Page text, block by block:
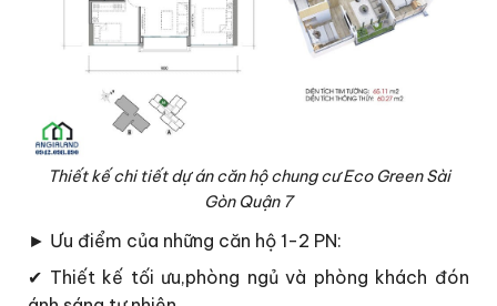
Thiết kế chi tiết dự án căn hộ chung cư Eco Green Sài
Gòn Quận 7
► Ưu điểm của những căn hộ 1-2 PN:
✔ Thiết kế tối ưu,phòng ngủ và phòng khách đón